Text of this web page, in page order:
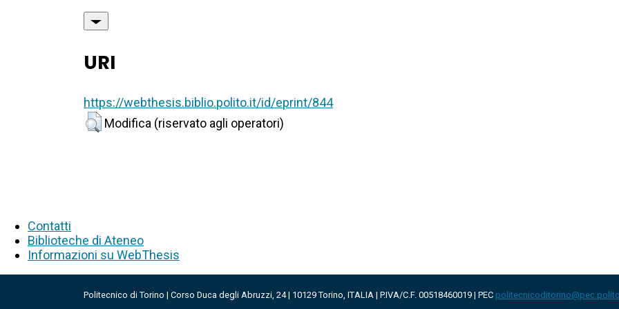
URI
https://webthesis.biblio.polito.it/id/eprint/844
Modifica (riservato agli operatori)
Contatti
Biblioteche di Ateneo
Informazioni su WebThesis
Politecnico di Torino | Corso Duca degli Abruzzi, 24 | 10129 Torino, ITALIA | P.IVA/C.F. 00518460019 | PEC